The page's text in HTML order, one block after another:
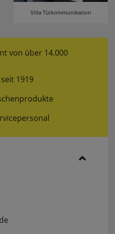
Villa Türkommunikation
von über 14.000
1919